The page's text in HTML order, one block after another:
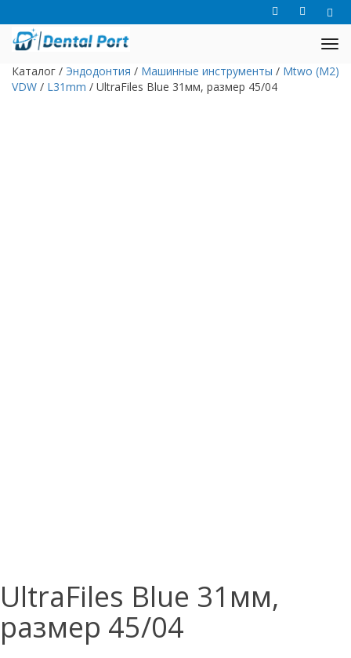
Каталог / Эндодонтия / Машинные инструменты / Mtwo (M2)
VDW / L31mm / UltraFiles Blue 31мм, размер 45/04
UltraFiles Blue 31мм,
размер 45/04